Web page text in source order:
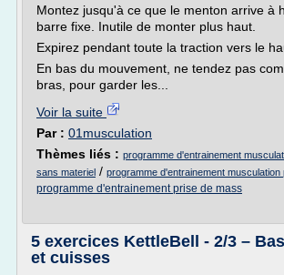
Montez jusqu'à ce que le menton arrive à
barre fixe. Inutile de monter plus haut.
Expirez pendant toute la traction vers le
En bas du mouvement, ne tendez pas
bras, pour garder les...
Voir la suite
Par : 01musculation
Thèmes liés : programme d'entrainement
sans materiel / programme d'entrainement
programme d'entrainement prise de mass
5 exercices KettleBell - 2/3 –
et cuisses